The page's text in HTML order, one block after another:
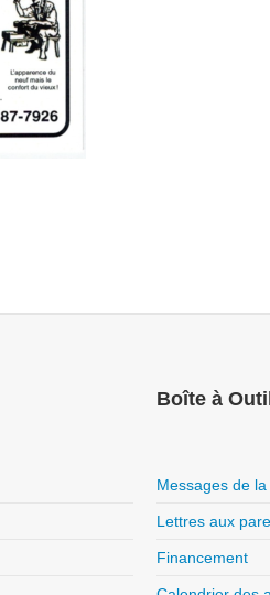
Boîte à
Messages de
Lettres aux
Financement